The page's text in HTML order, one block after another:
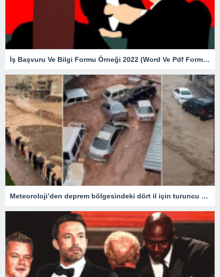
İş Başvuru Ve Bilgi Formu Örneği 2022 (Word Ve Pdf Formatında)
Meteoroloji’den deprem bölgesindeki dört il için turuncu kod alarmı